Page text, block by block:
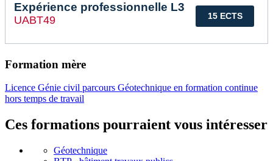
15 ECTS
Expérience professionnelle L3
UABT49
Formation mère
Licence Génie civil parcours Géotechnique en formation continue
hors temps de travail
Ces formations pourraient vous intéresser
Géotechnique